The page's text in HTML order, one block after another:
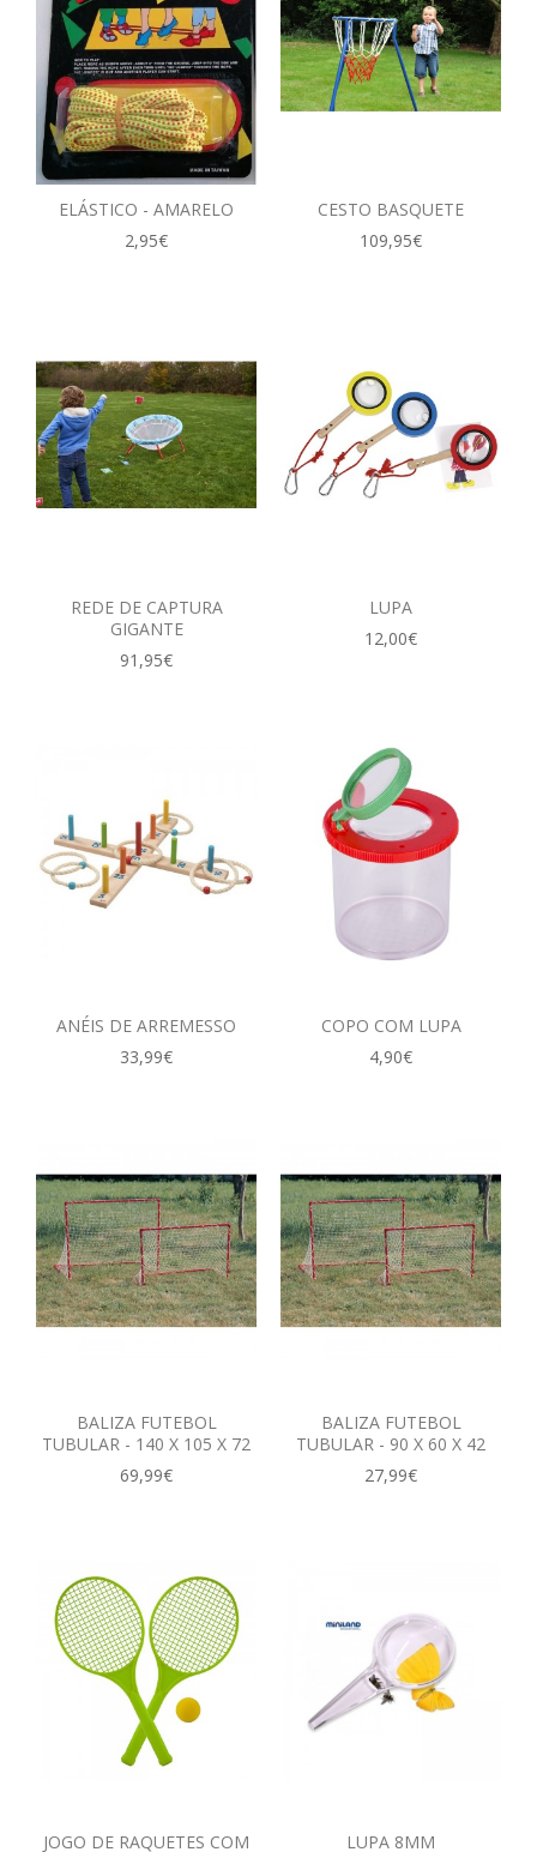
ELÁSTICO - AMARELO
2,95€
CESTO BASQUETE
109,95€
REDE DE CAPTURA
GIGANTE
91,95€
LUPA
12,00€
ANÉIS DE ARREMESSO
33,99€
COPO COM LUPA
4,90€
BALIZA FUTEBOL
TUBULAR - 140 X 105 X 72
69,99€
BALIZA FUTEBOL
TUBULAR - 90 X 60 X 42
27,99€
JOGO DE RAQUETES COM
LUPA 8MM